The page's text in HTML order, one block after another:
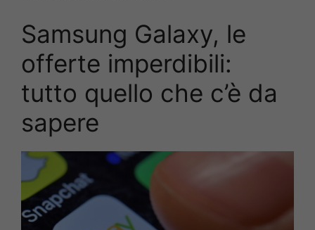
Samsung Galaxy, le
offerte imperdibili:
tutto quello che c’è da
sapere